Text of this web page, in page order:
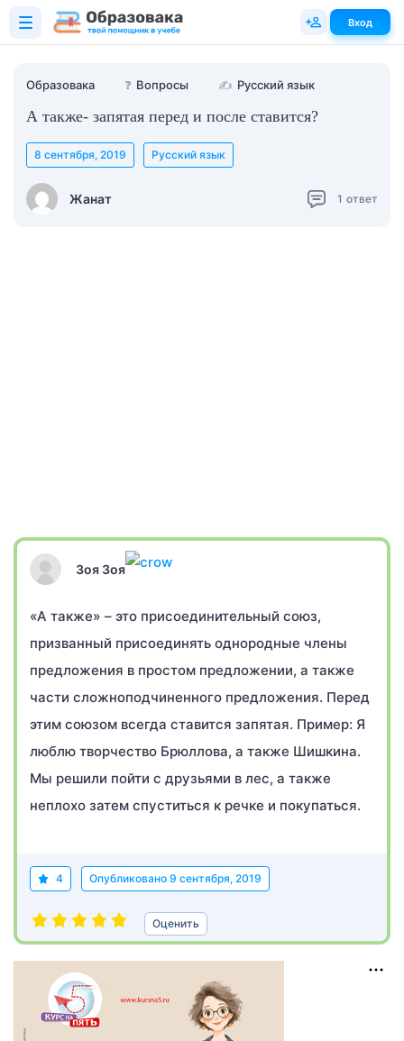
Образовака ❓ Вопросы ✍ Русский язык
А также- запятая перед и после ставится?
Жанат
8 сентября, 2019 Русский язык
1 ответ
Зоя Зоя
«А также» – это присоединительный союз,
призванный присоединять однородные члены
предложения в простом предложении, а также
части сложноподчиненного предложения. Перед
этим союзом всегда ставится запятая. Пример: Я
люблю творчество Брюллова, а также Шишкина.
Мы решили пойти с друзьями в лес, а также
неплохо затем спуститься к речке и покупаться.
4 Опубликовано 9 сентября, 2019
Оценить
Вход